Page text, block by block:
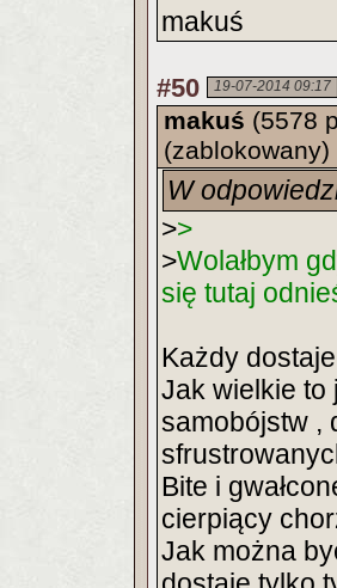
makuś
#50 19-07-2014 09:17
makuś (5578
(zablokowany)
W
>>
>Wolałbym
się tutaj
Każdy
Jak wielkie to
samobójstw ,
Bite i
cierpiący
Jak można